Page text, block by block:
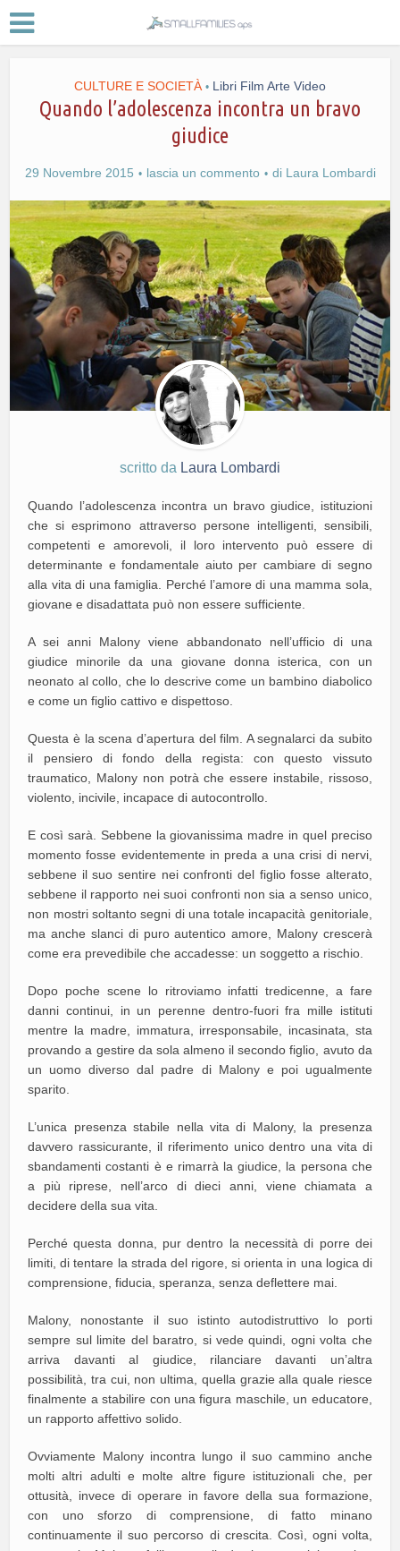
CULTURE E SOCIETÀ • Libri Film Arte Video
Quando l’adolescenza incontra un bravo
giudice
29 Novembre 2015 lascia un commento di Laura Lombardi
scritto da Laura Lombardi
Quando l’adolescenza incontra un bravo giudice, istituzioni
che si esprimono attraverso persone intelligenti, sensibili,
competenti e amorevoli, il loro intervento può essere di
determinante e fondamentale aiuto per cambiare di segno
alla vita di una famiglia. Perché l’amore di una mamma sola,
giovane e disadattata può non essere sufficiente.
A sei anni Malony viene abbandonato nell’ufficio di una
giudice minorile da una giovane donna isterica, con un
neonato al collo, che lo descrive come un bambino diabolico
e come un figlio cattivo e dispettoso.
Questa è la scena d’apertura del film. A segnalarci da subito
il pensiero di fondo della regista: con questo vissuto
traumatico, Malony non potrà che essere instabile, rissoso,
violento, incivile, incapace di autocontrollo.
E così sarà. Sebbene la giovanissima madre in quel preciso
momento fosse evidentemente in preda a una crisi di nervi,
sebbene il suo sentire nei confronti del figlio fosse alterato,
sebbene il rapporto nei suoi confronti non sia a senso unico,
non mostri soltanto segni di una totale incapacità genitoriale,
ma anche slanci di puro autentico amore, Malony crescerà
come era prevedibile che accadesse: un soggetto a rischio.
Dopo poche scene lo ritroviamo infatti tredicenne, a fare
danni continui, in un perenne dentro-fuori fra mille istituti
mentre la madre, immatura, irresponsabile, incasinata, sta
provando a gestire da sola almeno il secondo figlio, avuto da
un uomo diverso dal padre di Malony e poi ugualmente
sparito.
L’unica presenza stabile nella vita di Malony, la presenza
davvero rassicurante, il riferimento unico dentro una vita di
sbandamenti costanti è e rimarrà la giudice, la persona che
a più riprese, nell’arco di dieci anni, viene chiamata a
decidere della sua vita.
Perché questa donna, pur dentro la necessità di porre dei
limiti, di tentare la strada del rigore, si orienta in una logica di
comprensione, fiducia, speranza, senza deflettere mai.
Malony, nonostante il suo istinto autodistruttivo lo porti
sempre sul limite del baratro, si vede quindi, ogni volta che
arriva davanti al giudice, rilanciare davanti un’altra
possibilità, tra cui, non ultima, quella grazie alla quale riesce
finalmente a stabilire con una figura maschile, un educatore,
un rapporto affettivo solido.
Ovviamente Malony incontra lungo il suo cammino anche
molti altri adulti e molte altre figure istituzionali che, per
ottusità, invece di operare in favore della sua formazione,
con uno sforzo di comprensione, di fatto minano
continuamente il suo percorso di crescita. Così, ogni volta,